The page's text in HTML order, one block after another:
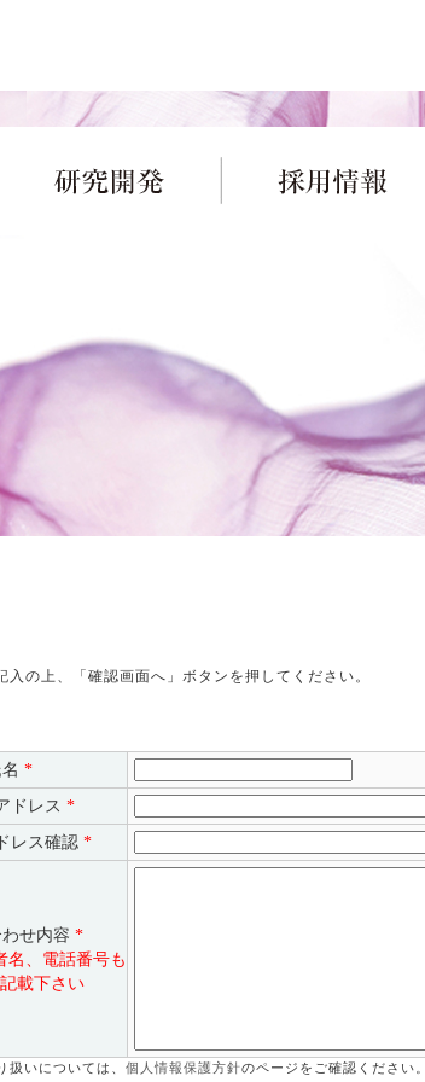
の上、「確認画面へ」ボタンを押してください。
*
ドレス *
レス確認 *
せ内容 *
名、電話番号も
載下さい
いについては、 個人情報保護方針のページをご確認ください。